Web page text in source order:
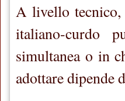
A livello tecnico,
italiano-curdo
simultanea o in
adottare dipende